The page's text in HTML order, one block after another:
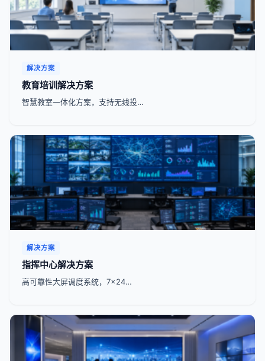
解决方案
教育培训解决方案
智慧教室一体化方案，支持无线投…
解决方案
指挥中心解决方案
高可靠性大屏调度系统，7x24…